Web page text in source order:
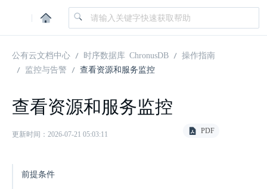
|
公有云文档中心 时序数据库 ChronusDB
操作指南
监控与告警
查看资源和服务监控
查看资源和服务监控
更新时间：2026-07-21 05:03:11 PDF
前提条件